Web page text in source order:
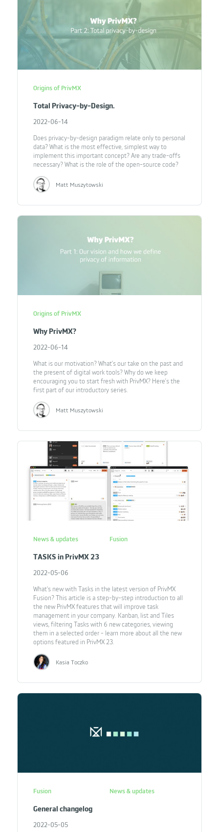
Origins of PrivMX
Total Privacy-by-Design.
2022-06-14
Does privacy-by-design paradigm relate only to personal
data? What is the most effective, simplest way to
implement this important concept? Are any trade-offs
necessary? What is the role of the open-source code?
Matt Muszytowski
Origins of PrivMX
Why PrivMX?
2022-06-14
What is our motivation? What’s our take on the past and
the present of digital work tools? Why do we keep
encouraging you to start fresh with PrivMX? Here’s the
first part of our introductory series.
Matt Muszytowski
News & updates Fusion
TASKS in PrivMX 23
2022-05-06
What's new with Tasks in the latest version of PrivMX
Fusion? This article is a step-by-step introduction to all
the new PrivMX features that will improve task
management in your company. Kanban, list and Tiles
views, filtering Tasks with 6 new categories, viewing
them in a selected order - learn more about all the new
options featured in PrivMX 23.
Kasia Toczko
Fusion News & updates
General changelog
2022-05-05